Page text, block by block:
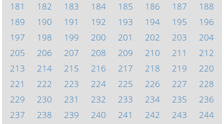
181
182 183 184 185 186 187
188
189
190 191 192 193 194 195
196
197
198 199 200 201 202 203
204
205
206 207 208 209 210 211
212
213
214 215 216 217 218 219
220
221
222 223 224 225 226 227
228
229
230 231 232 233 234 235
236
237
238 239 240 241 242 243
244